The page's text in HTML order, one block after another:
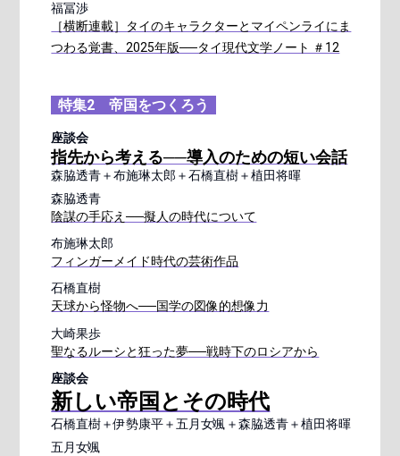
福冨渉
［横断連載］タイのキャラクターとマイペンライにま
つわる覚書、2025年版──タイ現代文学ノート ＃12
特集2 帝国をつくろう
座談会
指先から考える──導入のための短い会話
森脇透青＋布施琳太郎＋石橋直樹＋植田将暉
森脇透青
陰謀の手応え──擬人の時代について
布施琳太郎
フィンガーメイド時代の芸術作品
石橋直樹
天球から怪物へ──国学の図像的想像力
大崎果歩
聖なるルーシと狂った夢──戦時下のロシアから
座談会
新しい帝国とその時代
石橋直樹＋伊勢康平＋五月女颯＋森脇透青＋植田将暉
五月女颯